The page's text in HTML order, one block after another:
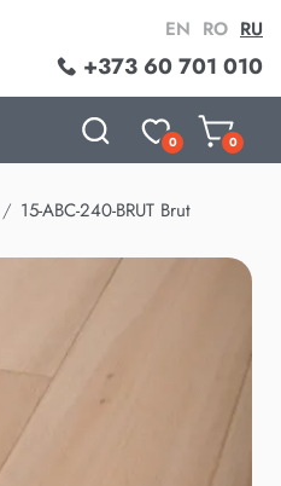
+373 60 701 010
EN RO RU
0 0
15-ABC-240-BRUT Brut